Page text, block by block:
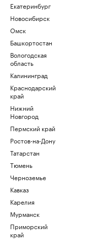
Екатеринбург
Новосибирск
Омск
Башкортостан
Вологодская
область
Калининград
Краснодарский
край
Нижний
Новгород
Пермский край
Ростов-на-Дону
Татарстан
Тюмень
Черноземье
Кавказ
Карелия
Мурманск
Приморский
край